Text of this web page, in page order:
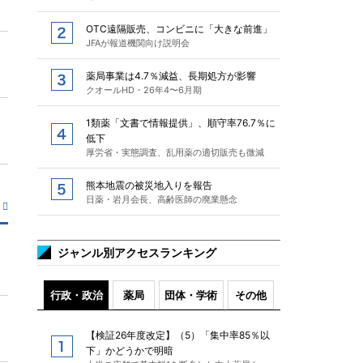
OTC遠隔販売、コンビニに「大きな前進」
JFAが報道機関向け説明会
薬局事業は4.7％減益、長期処方が影響
クオールHD・26年4〜6月期
1類薬「文書で情報提供」、順守率76.7％に
低下
厚労省・実態調査、乱用薬の適切販売も微減
熊本地震の被災地入りを報告
日薬・岩月会長、高齢医師の廃業懸念
ジャンル別アクセスランキング
行政・政治 薬局 団体・学術 その他
【検証26年度改定】（5）「集中率85％以
下」かどうかで明暗